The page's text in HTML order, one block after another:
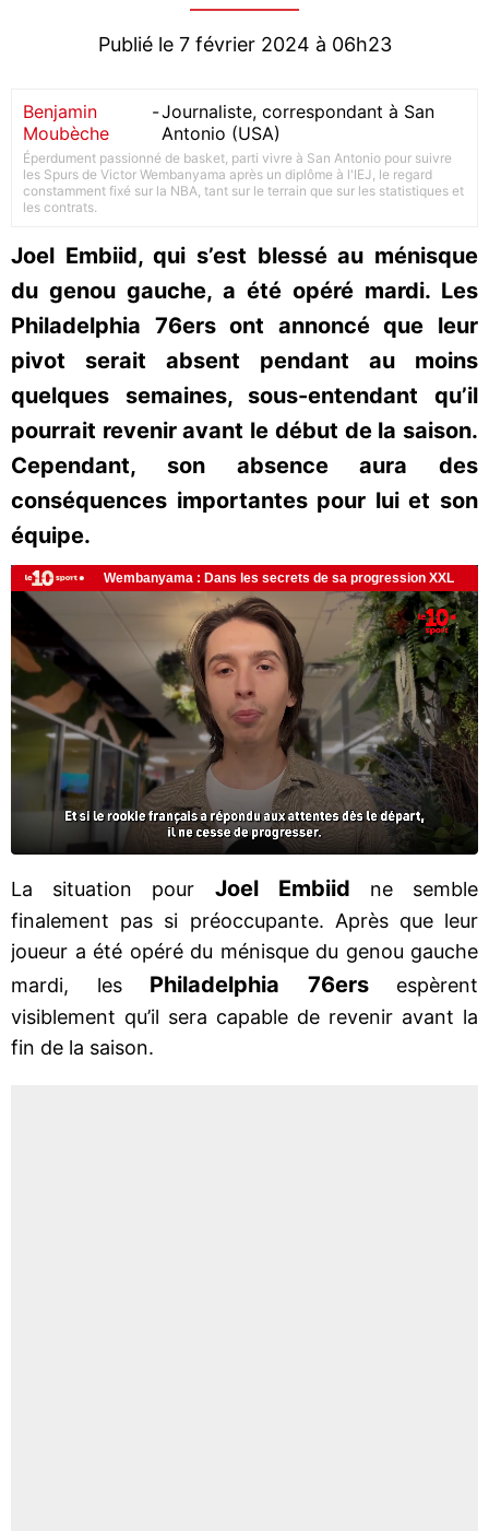
Publié le 7 février 2024 à 06h23
Benjamin
Moubèche
-Journaliste, correspondant à San
Antonio (USA)
Éperdument passionné de basket, parti vivre à San Antonio pour suivre
les Spurs de Victor Wembanyama après un diplôme à l'IEJ, le regard
constamment fixé sur la NBA, tant sur le terrain que sur les statistiques et
les contrats.
Joel Embiid, qui s’est blessé au ménisque
du genou gauche, a été opéré mardi. Les
Philadelphia 76ers ont annoncé que leur
pivot serait absent pendant au moins
quelques semaines, sous-entendant qu’il
pourrait revenir avant le début de la saison.
Cependant, son absence aura des
conséquences importantes pour lui et son
équipe.
La situation pour Joel Embiid ne semble
finalement pas si préoccupante. Après que leur
joueur a été opéré du ménisque du genou gauche
mardi, lesPhiladelphia 76ersespèrent
visiblement qu’il sera capable de revenir avant la
fin de la saison.